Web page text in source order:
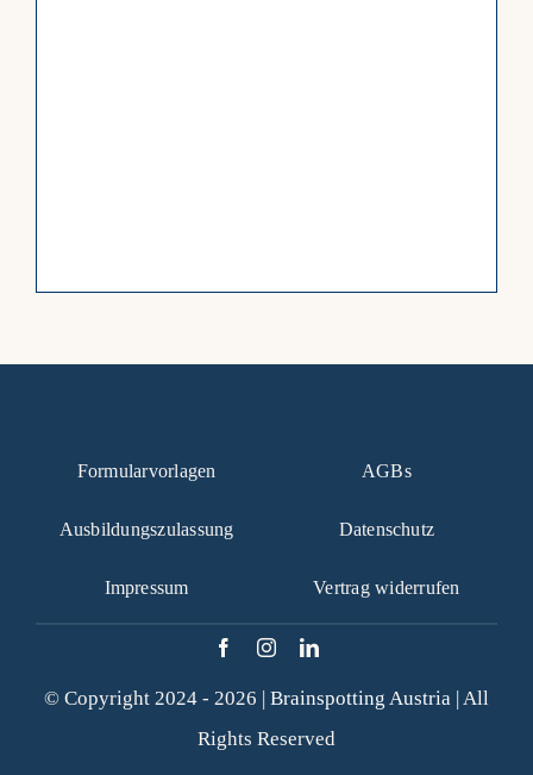
Formularvorlagen
Ausbildungszulassung
Impressum
AGBs
Datenschutz
Vertrag widerrufen
© Copyright 2024 - 2026 | Brainspotting Austria | All
Rights Reserved